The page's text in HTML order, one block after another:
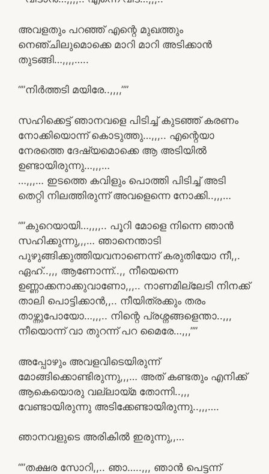
അവളതും പറഞ്ഞ് എന്റെ മുഖത്തും
നെഞ്ചിലുമൊക്കെ മാറി മാറി അടിക്കാൻ
തുടങ്ങി…,,,,…..
“”നിർത്തടി മയിരേ..,,,,””
സഹിക്കെട്ട് ഞാനവളെ പിടിച്ച് കുടഞ്ഞ് കരണം
നോക്കിയൊന്ന് കൊടുത്തു…,,,.. എന്റെയാ
നേരത്തെ ദേഷ്യമൊക്കെ ആ അടിയിൽ
ഉണ്ടായിരുന്നു…,,,…
…,,,… ഇടത്തെ കവിളും പൊത്തി പിടിച്ച് അടി
തെറ്റി നിലത്തിരുന്ന് അവളെന്നെ നോക്കി..,,,…
“”കുറെയായി…,,,,.. പൂറി മോളെ നിന്നെ ഞാൻ
സഹിക്കുന്നു,,,… ഞാനെന്താടി
പുഴുങ്ങിക്കുത്തിയവനാണെന്ന് കരുതിയോ നീ,,.
ഏഹ്..,,, ആണോന്ന്..,, നീയെന്നെ
ഉണ്ണാക്കനാക്കുവാണോ,,,.. നാണമില്ലേടി നിനക്ക്
താലി പൊട്ടിക്കാൻ,,.. നീയിത്രക്കും തരം
താഴ്ന്നുപോയോ…,,,.. നിന്റെ പ്രശ്നങ്ങളെന്താ..,,,
നീയൊന്ന് വാ തുറന്ന് പറ മൈരേ…,,,””
അപ്പോഴും അവളവിടെയിരുന്ന്
മോങ്ങിക്കൊണ്ടിരുന്നു,,,… അത്‌ കണ്ടതും എനിക്ക്
ആകെയൊരു വല്ലായ്മ തോന്നി..,,,
വേണ്ടായിരുന്നു അടിക്കേണ്ടായിരുന്നു..,,,….
ഞാനവളുടെ അരികിൽ ഇരുന്നു,,…
“”തക്ഷര സോറി,,.. ഞാ…..,,, ഞാൻ പെട്ടന്ന്